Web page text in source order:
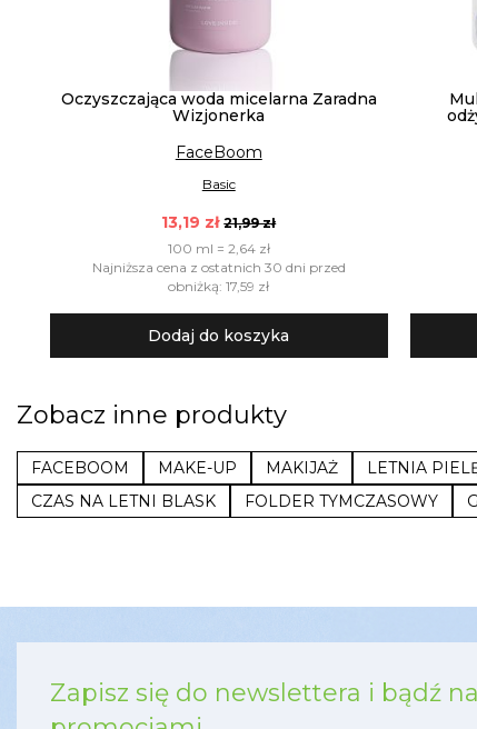
Oczyszczająca woda micelarna Zaradna
Wizjonerka
FaceBoom
Basic
13,19 zł 21,99 zł
100 ml = 2,64 zł
Najniższa cena z ostatnich 30 dni przed
obniżką: 17,59 zł
Dodaj do koszyka
Zobacz inne produkty
FACEBOOM MAKE-UP MAKIJAŻ LETNIA
CZAS NA LETNI BLASK
FOLDER TYMCZASOWY
Zapisz się do newslettera i bądź